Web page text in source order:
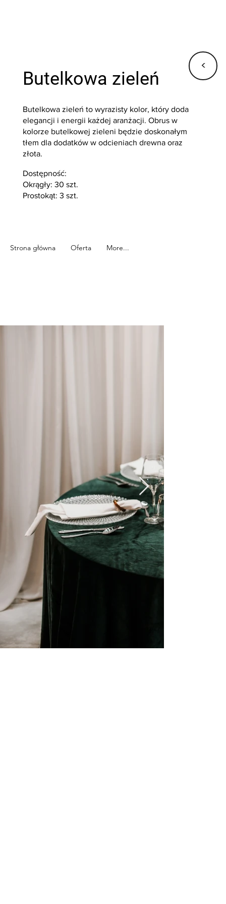
Butelkowa zieleń
Butelkowa zieleń to wyrazisty kolor, który doda
elegancji i energii każdej aranżacji. Obrus w
kolorze butelkowej zieleni będzie doskonałym
tłem dla dodatków w odcieniach drewna oraz
złota.
Dostępność:
Okrągły: 30 szt.
Prostokąt: 3 szt.
<
Strona główna Oferta More...